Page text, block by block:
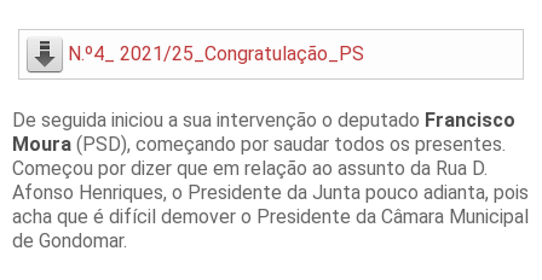
N.º4_ 2021/25_Congratulação_PS
De seguida iniciou a sua intervenção o deputado Francisco
Moura (PSD), começando por saudar todos os presentes.
Começou por dizer que em relação ao assunto da Rua D.
Afonso Henriques, o Presidente da Junta pouco adianta, pois
acha que é difícil demover o Presidente da Câmara Municipal
de Gondomar.